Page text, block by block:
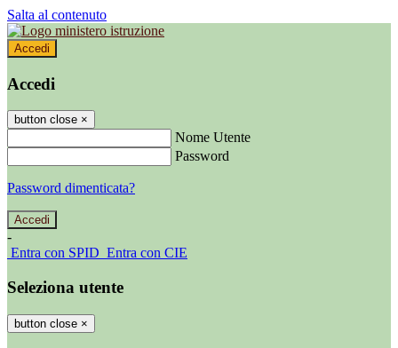
Salta al contenuto
Accedi
Accedi
button close ×
Nome Utente
Password
Password dimenticata?
-
Entra con SPID Entra con CIE
Seleziona utente
button close ×